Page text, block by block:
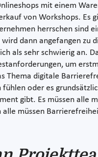
mit einem
von Workshops.
herrschen sind
dann angefangen zu
als sehr schwierig an.
um
Thema digitale
oder es
gibt. Es müssen alle
müssen